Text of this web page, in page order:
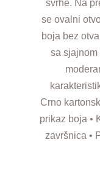
svrhe. Na
se ovalni
boja bez
sa sjajnom
Crno
prikaz boja •
završnica •